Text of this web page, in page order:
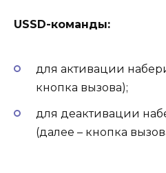
USSD-команды:
для активации
кнопка вызова);
для деактивации
(далее – кнопка